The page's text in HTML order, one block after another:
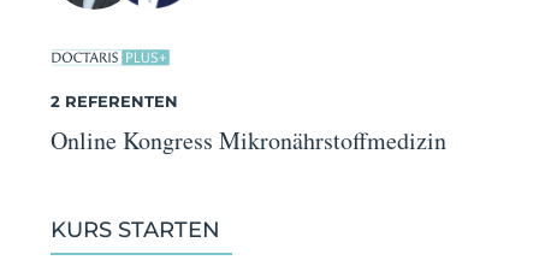
2 REFERENTEN
Online Kongress Mikronährstoffmedizin
KURS STARTEN